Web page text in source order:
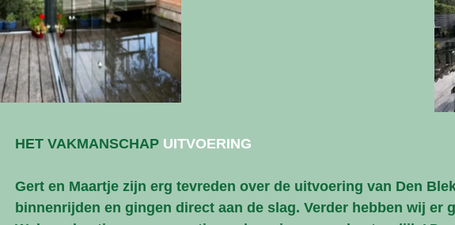
HET VAKMANSCHAP UITVOERING
Gert en Maartje zijn erg tevreden over de uitvoering van Den
binnenrijden en gingen direct aan de slag. Verder hebben wij er